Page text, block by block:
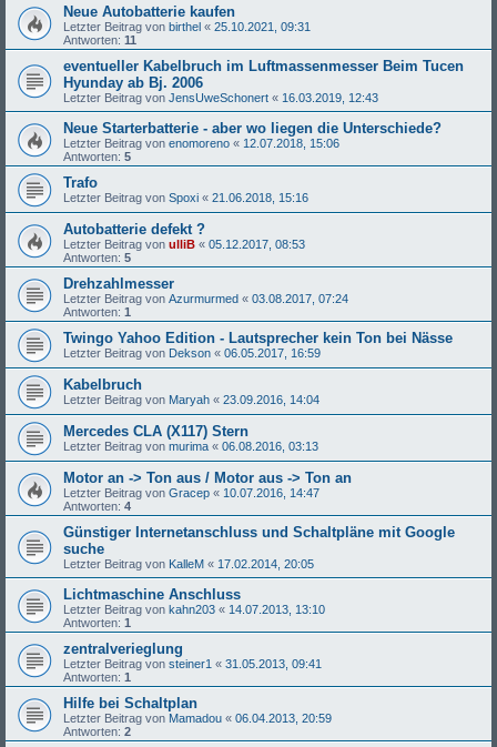
Neue Autobatterie kaufen
Letzter Beitrag von birthel « 25.10.2021, 09:31
Antworten: 11
eventueller Kabelbruch im Luftmassenmesser Beim Tucen
Hyunday ab Bj. 2006
Letzter Beitrag von JensUweSchonert « 16.03.2019, 12:43
Neue Starterbatterie - aber wo liegen die Unterschiede?
Letzter Beitrag von enomoreno « 12.07.2018, 15:06
Antworten: 5
Trafo
Letzter Beitrag von Spoxi « 21.06.2018, 15:16
Autobatterie defekt ?
Letzter Beitrag von ulliB « 05.12.2017, 08:53
Antworten: 5
Drehzahlmesser
Letzter Beitrag von Azurmurmed « 03.08.2017, 07:24
Antworten: 1
Twingo Yahoo Edition - Lautsprecher kein Ton bei Nässe
Letzter Beitrag von Dekson « 06.05.2017, 16:59
Kabelbruch
Letzter Beitrag von Maryah « 23.09.2016, 14:04
Mercedes CLA (X117) Stern
Letzter Beitrag von murima « 06.08.2016, 03:13
Motor an -> Ton aus / Motor aus -> Ton an
Letzter Beitrag von Gracep « 10.07.2016, 14:47
Antworten: 4
Günstiger Internetanschluss und Schaltpläne mit Google
suche
Letzter Beitrag von KalleM « 17.02.2014, 20:05
Lichtmaschine Anschluss
Letzter Beitrag von kahn203 « 14.07.2013, 13:10
Antworten: 1
zentralverieglung
Letzter Beitrag von steiner1 « 31.05.2013, 09:41
Antworten: 1
Hilfe bei Schaltplan
Letzter Beitrag von Mamadou « 06.04.2013, 20:59
Antworten: 2